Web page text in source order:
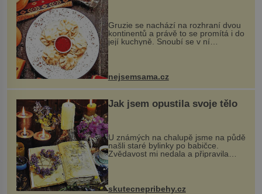
Gruzie se nachází na rozhraní dvou
kontinentů a právě to se promítá i do
její kuchyně. Snoubí se v ní
evropské a asijské chutě a díky tomu
pokrmy, které rozhodně st...
nejsemsama.cz
Jak jsem opustila svoje tělo
U známých na chalupě jsme na půdě
našli staré bylinky po babičce.
Zvědavost mi nedala a připravila
jsem si z nich lektvar… Zimní pobyt
na chalupě se pro mě vlastní vinou
změnil v děsivý zážitek, na kt...
skutecnepribehy.cz